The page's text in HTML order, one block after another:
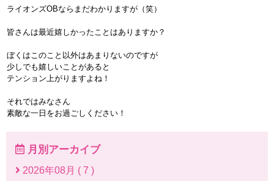
ライオンズOBならまだわかりますが（笑）
皆さんは最近嬉しかったことはありますか？
ぼくはこのこと以外はあまりないのですが
少しでも嬉しいことがあると
テンション上がりますよね！
それではみなさん
素敵な一日をお過ごしください！
月別アーカイブ
2026年08月 ( 7 )